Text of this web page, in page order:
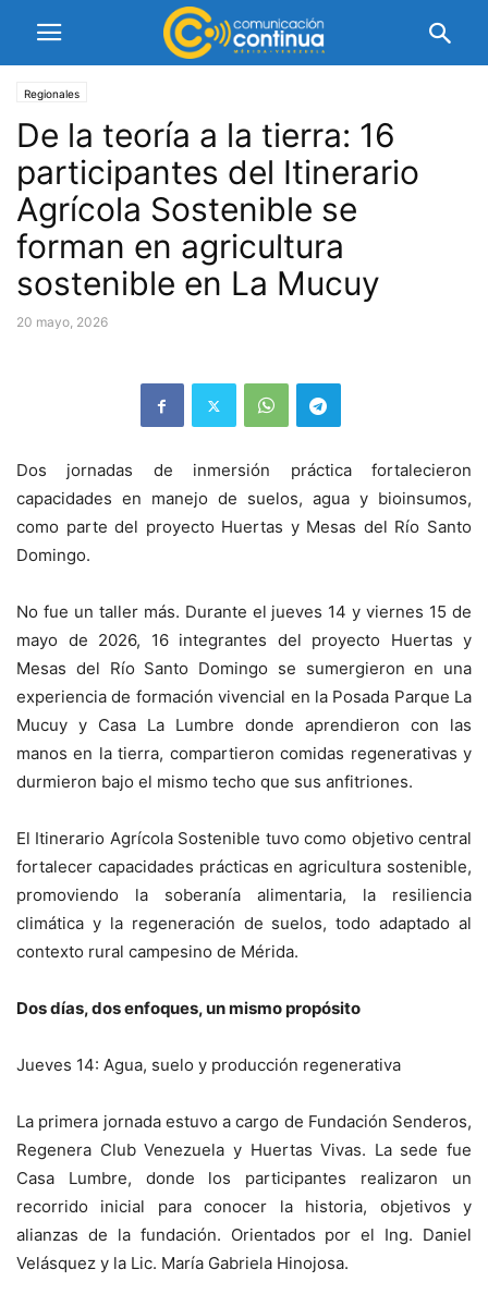
Regionales
De la teoría a la tierra: 16
participantes del Itinerario
Agrícola Sostenible se
forman en agricultura
sostenible en La Mucuy
20 mayo, 2026
Dos jornadas de inmersión práctica fortalecieron
capacidades en manejo de suelos, agua y bioinsumos,
como parte del proyecto Huertas y Mesas del Río Santo
Domingo.
No fue un taller más. Durante el jueves 14 y viernes 15 de
mayo de 2026, 16 integrantes del proyecto Huertas y
Mesas del Río Santo Domingo se sumergieron en una
experiencia de formación vivencial en la Posada Parque La
Mucuy y Casa La Lumbre donde aprendieron con las
manos en la tierra, compartieron comidas regenerativas y
durmieron bajo el mismo techo que sus anfitriones.
El Itinerario Agrícola Sostenible tuvo como objetivo central
fortalecer capacidades prácticas en agricultura sostenible,
promoviendo la soberanía alimentaria, la resiliencia
climática y la regeneración de suelos, todo adaptado al
contexto rural campesino de Mérida.
Dos días, dos enfoques, un mismo propósito
Jueves 14: Agua, suelo y producción regenerativa
La primera jornada estuvo a cargo de Fundación Senderos,
Regenera Club Venezuela y Huertas Vivas. La sede fue
Casa Lumbre, donde los participantes realizaron un
recorrido inicial para conocer la historia, objetivos y
alianzas de la fundación. Orientados por el Ing. Daniel
Velásquez y la Lic. María Gabriela Hinojosa.